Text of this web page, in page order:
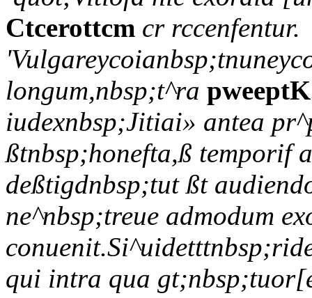
Ctcerottcm cr rccenfentur.
longum,nbsp;t^ra
iudexnbsp;Jitiai» antea
ßtnbsp;honefta,ß temporif
deßtigdnbsp;tut ßt
ne^nbsp;treue admodum
qui intra qua